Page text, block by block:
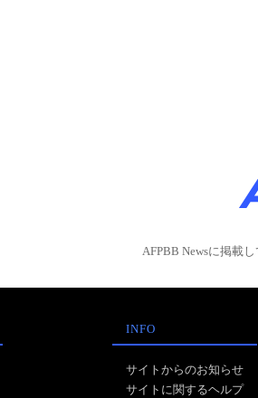
AFPBB Newsに掲載
INFO
サイトからのお知らせ
サイトに関するヘルプ